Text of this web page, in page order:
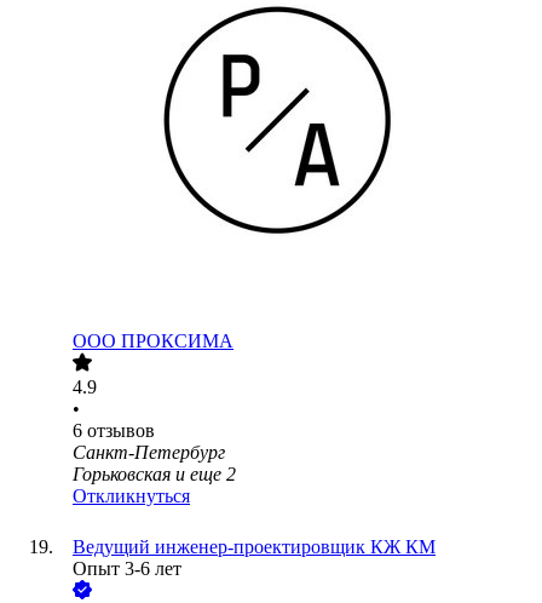
ООО ПРОКСИМА
4.9
•
6 отзывов
Санкт-Петербург
Горьковская и еще 2
Откликнуться
Ведущий инженер-проектировщик КЖ КМ
Опыт 3-6 лет